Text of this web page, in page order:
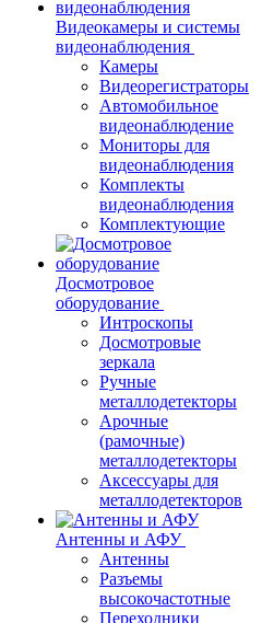
Видеокамеры и системы
видеонаблюдения
Камеры
Видеорегистраторы
Автомобильное
видеонаблюдение
Мониторы для
видеонаблюдения
Комплекты
видеонаблюдения
Комплектующие
Досмотровое
оборудование
Интроскопы
Досмотровые
зеркала
Ручные
металлодетекторы
Арочные
(рамочные)
металлодетекторы
Аксессуары для
металлодетекторов
Антенны и АФУ
Антенны
Разъемы
высокочастотные
Переходники